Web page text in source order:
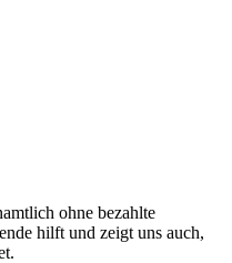
ohne bezahlte
hilft und zeigt uns auch,